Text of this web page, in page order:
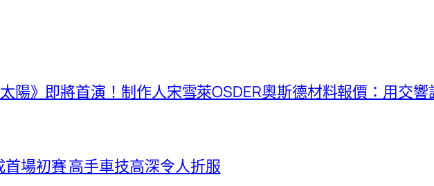
陽》即將首演！制作人宋雪萊OSDER奧斯德材料報價：用交
場初賽 高手車技高深令人折服